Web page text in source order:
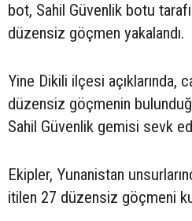
bot, Sahil Güvenlik botu
düzensiz göçmen yakalandı.
Yine Dikili ilçesi açıklarında,
düzensiz göçmenin
Sahil Güvenlik gemisi sevk
Ekipler, Yunanistan
itilen 27 düzensiz göçmeni